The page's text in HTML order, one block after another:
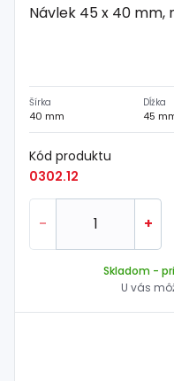
Návlek 45 x 40 mm,
Šírka
40 mm
Dĺžka
45
Kód produktu
0302.12
- +
Skladom -
U vás